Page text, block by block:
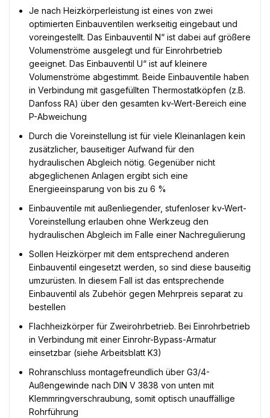
Je nach Heizkörperleistung ist eines von zwei
optimierten Einbauventilen werkseitig eingebaut und
voreingestellt. Das Einbauventil N“ ist dabei auf größere
Volumenströme ausgelegt und für Einrohrbetrieb
geeignet. Das Einbauventil U“ ist auf kleinere
Volumenströme abgestimmt. Beide Einbauventile haben
in Verbindung mit gasgefüllten Thermostatköpfen (z.B.
Danfoss RA) über den gesamten kv-Wert-Bereich eine
P-Abweichung
Durch die Voreinstellung ist für viele Kleinanlagen kein
zusätzlicher, bauseitiger Aufwand für den
hydraulischen Abgleich nötig. Gegenüber nicht
abgeglichenen Anlagen ergibt sich eine
Energieeinsparung von bis zu 6 %
Einbauventile mit außenliegender, stufenloser kv-Wert-
Voreinstellung erlauben ohne Werkzeug den
hydraulischen Abgleich im Falle einer Nachregulierung
Sollen Heizkörper mit dem entsprechend anderen
Einbauventil eingesetzt werden, so sind diese bauseitig
umzurüsten. In diesem Fall ist das entsprechende
Einbauventil als Zubehör gegen Mehrpreis separat zu
bestellen
Flachheizkörper für Zweirohrbetrieb. Bei Einrohrbetrieb
in Verbindung mit einer Einrohr-Bypass-Armatur
einsetzbar (siehe Arbeitsblatt K3)
Rohranschluss montagefreundlich über G3/4-
Außengewinde nach DIN V 3838 von unten mit
Klemmringverschraubung, somit optisch unauffällige
Rohrführung